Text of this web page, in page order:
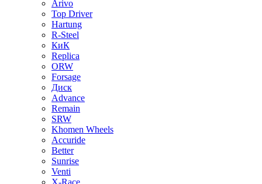
Arivo
Top Driver
Hartung
R-Steel
КиК
Replica
ORW
Forsage
Диск
Advance
Remain
SRW
Khomen Wheels
Accuride
Better
Sunrise
Venti
X-Race